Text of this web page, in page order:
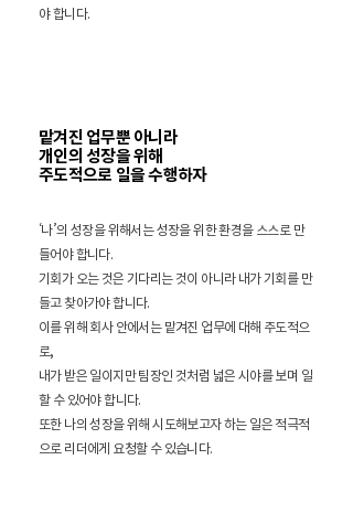
야 합니다.
맡겨진 업무뿐 아니라
개인의 성장을 위해
주도적으로 일을 수행하자
‘나’의 성장을 위해서는 성장을 위한 환경을 스스로 만
들어야 합니다.
기회가 오는 것은 기다리는 것이 아니라 내가 기회를 만
들고 찾아가야 합니다.
이를 위해 회사 안에서는 맡겨진 업무에 대해 주도적으
로,
내가 받은 일이지만 팀장인 것처럼 넓은 시야를 보며 일
할 수 있어야 합니다.
또한 나의 성장을 위해 시도해보고자 하는 일은 적극적
으로 리더에게 요청할 수 있습니다.